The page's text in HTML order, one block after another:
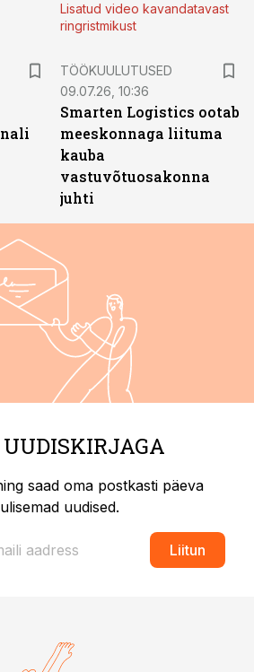
Lisatud video kavandatavast
ringristmikust
TÖÖKUULUTUSED
09.07.26, 10:36
Smarten Logistics ootab
meeskonnaga liituma
kauba
vastuvõtuosakonna
juhti
saad oma postkasti päeva
uudised.
Liitun